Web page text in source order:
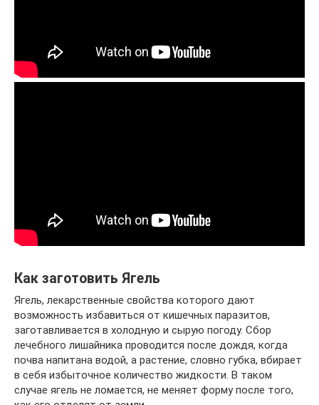
Как заготовить Ягель
Ягель, лекарственные свойства которого дают
возможность избавиться от кишечных паразитов,
заготавливается в холодную и сырую погоду. Сбор
лечебного лишайника проводится после дождя, когда
почва напитана водой, а растение, словно губка, вбирает
в себя избыточное количество жидкости. В таком
случае ягель не ломается, не меняет форму после того,